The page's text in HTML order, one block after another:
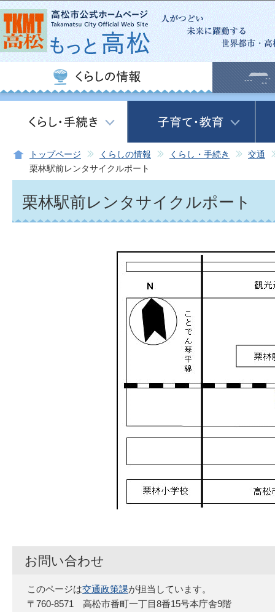
この
トップページ くらしの情報 くらし・手続き
交通
栗林駅前レンタサイクルポート
栗林駅前レンタサイクルポート
お問い合わせ
このページは交通政策課が担当しています。
〒760-8571 高松市番町一丁目8番15号本庁舎9階